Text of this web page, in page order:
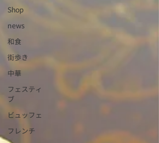
Shop
news
和食
街歩き
中華
フェスティ
ブ
ビュッフェ
フレンチ